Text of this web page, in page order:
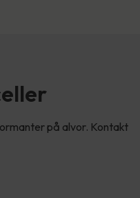
på alvor. Kontakt